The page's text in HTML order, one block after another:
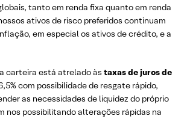
tanto em renda fixa quanto em renda
ativos de risco preferidos continuam
em especial os ativos de crédito, e a
carteira está atrelado às taxas de juros de
com possibilidade de resgate rápido,
as necessidades de liquidez do próprio
nos possibilitando alterações rápidas na